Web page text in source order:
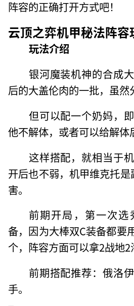
阵容的正确打开方式吧！
云顶之弈机甲秘法阵容
玩法介绍
银河魔装机神的合成
后的大盖伦肉的一批，虽然
但可以配一个奶妈，
他不解体，或者可以给解体
这样搭配，就相当于
开后也不弱，机甲维克托
害。
前期开局，第一次
备，因为大棒双C装备都要
个，阵容方面可以拿2战地2
前期搭配推荐：俄洛
手。